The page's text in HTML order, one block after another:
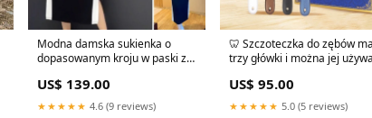
Modna damska sukienka o
dopasowanym kroju w paski z
Rozmiar:L（50-60KG）
US$ 139.00
★★★★★ 4.6 (9 reviews)
🦷 Szczoteczka do zębów ma
trzy główki i można jej
linen
US$ 95.00
★★★★★ 5.0 (5 reviews)